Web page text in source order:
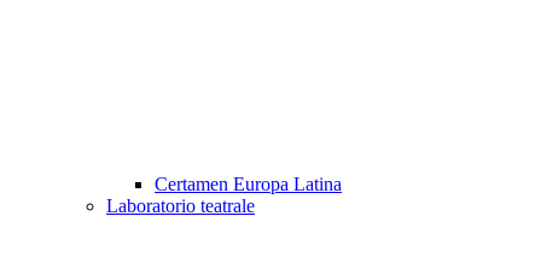
Certamen Europa Latina
Laboratorio teatrale